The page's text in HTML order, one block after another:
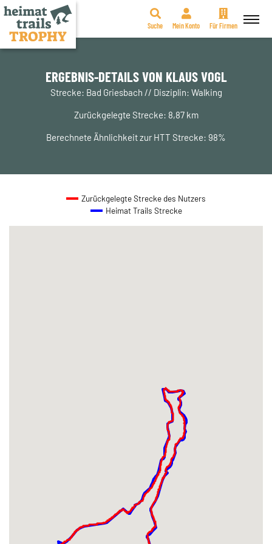
Zum
Suche Mein Konto Für Firmen
ERGEBNIS-DETAILS VON KLAUS VOGL
Strecke: Bad Griesbach // Disziplin: Walking
Zurückgelegte Strecke: 8,87 km
Berechnete Ähnlichkeit zur HTT Strecke: 98%
Zurückgelegte Strecke des Nutzers
Heimat Trails Strecke